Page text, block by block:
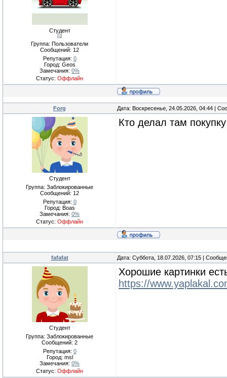
Студент
Группа: Пользователи
Сообщений: 12
Репутация: 0
Город: Geos
Замечания: 0%
Статус: Оффлайн
Forg Дата: Воскресенье, 24.05.2026, 04:44 |
Студент
Группа: Заблокированные
Сообщений: 12
Репутация: 0
Город: Boas
Замечания: 0%
Статус: Оффлайн
Кто делал там
fafafat Дата: Суббота, 18.07.2026, 07:15 |
Студент
Группа: Заблокированные
Сообщений: 2
Репутация: 0
Город: msl
Замечания: 0%
Статус: Оффлайн
Хорошие картинки
https://